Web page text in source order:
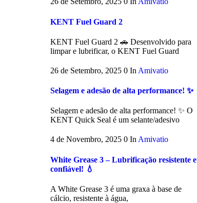
KENT Fuel Guard 2
KENT Fuel Guard 2 🚗 Desenvolvido para
limpar e lubrificar, o KENT Fuel Guard
26 de Setembro, 2025 0 In Amivatio
Selagem e adesão de alta performance! ✨
Selagem e adesão de alta performance! ✨ O
KENT Quick Seal é um selante/adesivo
4 de Novembro, 2025 0 InAmivatio
White Grease 3 – Lubrificação resistente e
confiável! 💧
A White Grease 3 é uma graxa à base de
cálcio, resistente à água,